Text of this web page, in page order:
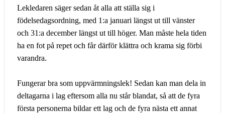
Lekledaren säger sedan åt alla att ställa sig i
födelsedagsordning, med 1:a januari längst ut till vänster
och 31:a december längst ut till höger. Man måste hela tiden
ha en fot på repet och får därför klättra och krama sig förbi
varandra.
Fungerar bra som uppvärmningslek! Sedan kan man dela in
deltagarna i lag eftersom alla nu står blandat, så att de fyra
första personerna bildar ett lag och de fyra nästa ett annat